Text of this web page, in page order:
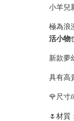
小羊兒
極為浪
活小物
新款夢
具有高
🌹尺寸
🌷材質